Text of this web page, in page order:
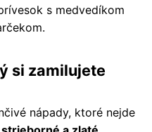
s medvedíkom
si zamilujete
nápady, ktoré nejde